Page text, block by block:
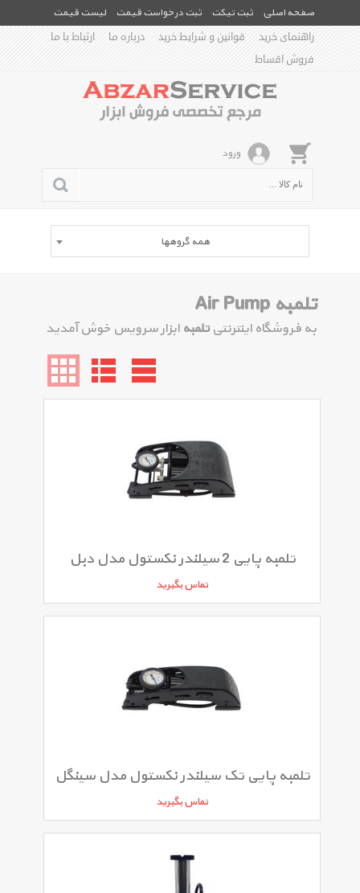
صفحه اصلی ثبت تیکت ثبت درخواست قیمت
لیست قیمت
راهنمای خرید
قوانین و شرایط خرید درباره ما
ارتباط با ما
فروش اقساط
ورود
همه گروهها
تلمبه Air Pump
به فروشگاه اینترنتی تلمبه ابزار سرویس خوش آمدید
تلمبه پایی 2 سیلندر نکستول مدل دبل
تماس بگیرید
تلمبه پایی تک سیلندر نکستول مدل سینگل
تماس بگیرید